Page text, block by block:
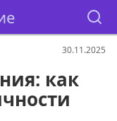
30.11.2025
как